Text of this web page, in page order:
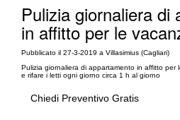
Pulizia giornaliera di
in affitto per le
Pubblicato il 27-3-2019 a Villasimius (Cagliari)
Pulizia giornaliera di appartamento in affitto per
e rifare i letti ogni giorno circa 1 h al giorno
Chiedi Preventivo Gratis